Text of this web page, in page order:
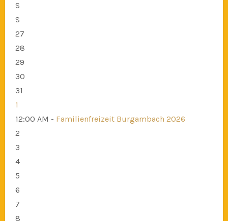
S
S
27
28
29
30
31
1
12:00 AM - Familienfreizeit Burgambach 2026
2
3
4
5
6
7
8